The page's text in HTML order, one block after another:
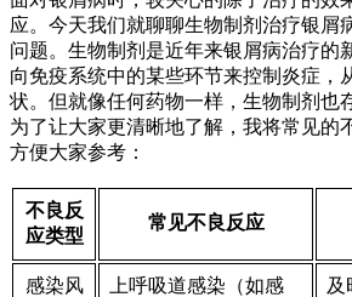
应。今天我们就聊聊生物制剂治疗银屑
问题。生物制剂是近年来银屑病治疗的
向免疫系统中的某些环节来控制炎症，
状。但就像任何药物一样，生物制剂也
为了让大家更清晰地了解，我将常见的
方便大家参考：
不良反
应类型
常见不良反应
感染风
上呼吸道感染（如感
及